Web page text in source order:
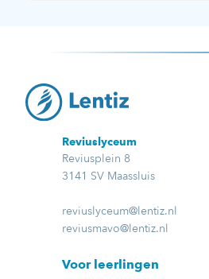
Reviuslyceum
Reviusplein 8
3141 SV Maassluis
reviuslyceum@lentiz.nl
reviusmavo@lentiz.nl
Voor leerlingen